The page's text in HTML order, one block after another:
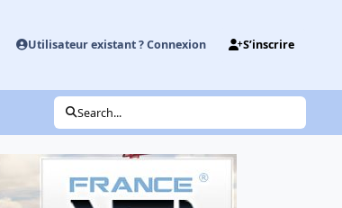
Utilisateur existant ? Connexion S’inscrire
Search...